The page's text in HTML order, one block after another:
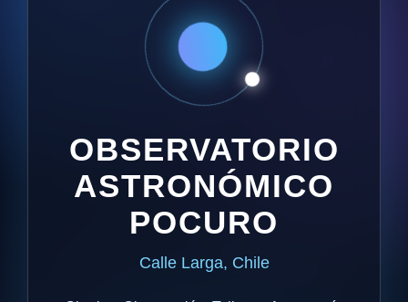
OBSERVATORIO
ASTRONÓMICO
POCURO
Calle Larga, Chile